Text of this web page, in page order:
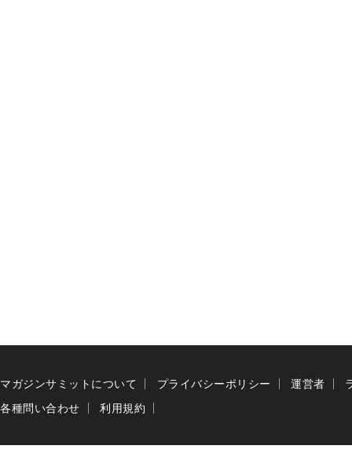
マガジンサミットについて プライバシーポリシー 運営者
各種問い合わせ
利用規約